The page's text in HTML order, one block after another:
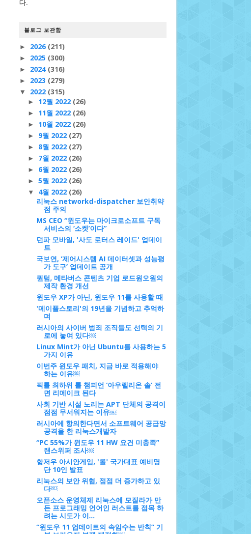
다.
블로그 보관함
► 2026 (211)
► 2025 (300)
► 2024 (316)
► 2023 (279)
▼ 2022 (315)
► 12월 2022 (26)
► 11월 2022 (26)
► 10월 2022 (26)
► 9월 2022 (27)
► 8월 2022 (27)
► 7월 2022 (26)
► 6월 2022 (26)
► 5월 2022 (26)
▼ 4월 2022 (26)
리눅스 networkd-dispatcher 보안취약
점 주의
MS CEO “윈도우는 마이크로소프트 구독
서비스의 ‘소켓’이다”
던파 모바일, '사도 로터스 레이드' 업데이
트
국보연, ‘제어시스템 AI 데이터셋과 성능평
가 도구’ 업데이트 공개
퀀텀, 메타버스 콘텐츠 기업 로드원오원의
제작 환경 개선
윈도우 XP가 아닌, 윈도우 11를 사용할 때
'메이플스토리'의 19년을 기념하고 추억하
며
러시아의 사이버 범죄 조직들도 선택의 기
로에 놓여 있다￼
Linux Mint가 아닌 Ubuntu를 사용하는 5
가지 이유
이번주 윈도우 패치, 지금 바로 적용해야
하는 이유￼
픽률 최하위 롤 챔피언 ‘아우렐리온 솔’ 전
면 리메이크 된다
사회 기반 시설 노리는 APT 단체의 공격이
점점 무서워지는 이유￼
러시아에 항의한다면서 소프트웨어 공급망
공격을 한 리눅스개발자
“PC 55%가 윈도우 11 HW 요건 미충족”
랜스위퍼 조사￼
항저우 아시안게임, '롤' 국가대표 예비명
단 10인 발표
리눅스의 보안 위협, 점점 더 증가하고 있
다￼
오픈소스 운영체제 리눅스에 모질라가 만
든 프로그래밍 언어인 러스트를 접목 하
려는 시도가 이...
“윈도우 11 업데이트의 속임수는 반칙” 기